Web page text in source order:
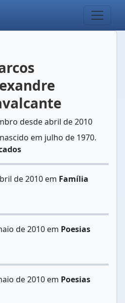
desde abril de 2010
em julho de 1970.
de 2010 em Família
de 2010 em Poesias
de 2010 em Poesias